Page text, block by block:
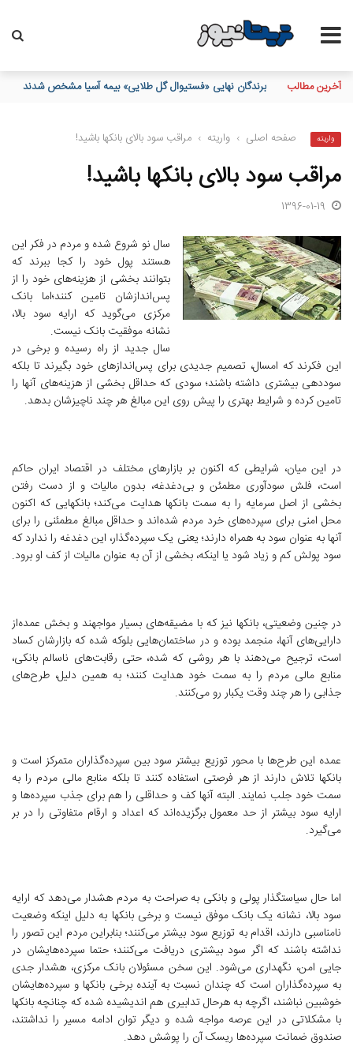
آخرین مطالب در ۳ ماهه نخست سال؛ بانک مهر ایران بیش از ۷۰ میلیارد تومان به برنامه‌های مسئولیت اجتماعی اختصاص داد
واریته صفحه اصلی › واریته › مراقب سود بالای بانکها باشید!
مراقب سود بالای بانکها باشید!
1396-01-19
سال نو شروع شده و مردم در فکر این
هستند پول خود را کجا ببرند که
بتوانند بخشی از هزینه‌های خود را از
پس‌اندازشان تامین کنند؛اما بانک
مرکزی می‌گوید که ارایه سود بالا،
نشانه موفقیت بانک نیست.
سال جدید از راه رسیده و برخی در
این فکرند که امسال، تصمیم جدیدی برای پس‌اندازهای خود بگیرند تا بلکه
سوددهی بیشتری داشته باشند؛ سودی که حداقل بخشی از هزینه‌های آنها را
تامین کرده و شرایط بهتری را پیش روی این مبالغ هر چند ناچیزشان بدهد.
در این میان، شرایطی که اکنون بر بازارهای مختلف در اقتصاد ایران حاکم
است، فلش سودآوری مطمئن و بی‌دغدغه، بدون مالیات و از دست رفتن
بخشی از اصل سرمایه را به سمت بانکها هدایت می‌کند؛ بانکهایی که اکنون
محل امنی برای سپرده‌های خرد مردم شده‌اند و حداقل مبالغ مطمئنی را برای
آنها به عنوان سود به همراه دارند؛ یعنی یک سپرده‌گذار، این دغدغه را ندارد که
سود پولش کم و زیاد شود یا اینکه، بخشی از آن به عنوان مالیات از کف او برود.
در چنین وضعیتی، بانکها نیز که با مضیقه‌های بسیار مواجهند و بخش عمده‌از
دارایی‌های آنها، منجمد بوده و در ساختمان‌هایی بلوکه شده که بازارشان کساد
است، ترجیح می‌دهند با هر روشی که شده، حتی رقابت‌های ناسالم بانکی،
منابع مالی مردم را به سمت خود هدایت کنند؛ به همین دلیل، طرح‌های
جذابی را هر چند وقت یکبار رو می‌کنند.
عمده این طرح‌ها با محور توزیع بیشتر سود بین سپرده‌گذاران متمرکز است و
بانکها تلاش دارند از هر فرصتی استفاده کنند تا بلکه منابع مالی مردم را به
سمت خود جلب نمایند. البته آنها کف و حداقلی را هم برای جذب سپرده‌ها و
ارایه سود بیشتر از حد معمول برگزیده‌اند که اعداد و ارقام متفاوتی را در بر
می‌گیرد.
اما حال سیاستگذار پولی و بانکی به صراحت به مردم هشدار می‌دهد که ارایه
سود بالا، نشانه یک بانک موفق نیست و برخی بانکها به دلیل اینکه وضعیت
نامناسبی دارند، اقدام به توزیع سود بیشتر می‌کنند؛ بنابراین مردم این تصور را
نداشته باشند که اگر سود بیشتری دریافت می‌کنند؛ حتما سپرده‌هایشان در
جایی امن، نگهداری می‌شود. این سخن مسئولان بانک مرکزی، هشدار جدی
به سپرده‌گذاران است که چندان نسبت به آینده برخی بانکها و سپرده‌هایشان
خوشبین نباشند، اگرچه به هرحال تدابیری هم اندیشیده شده که چنانچه بانکها
با مشکلاتی در این عرصه مواجه شده و دیگر توان ادامه مسیر را نداشتند،
صندوق ضمانت سپرده‌ها ریسک آن را پوشش دهد.